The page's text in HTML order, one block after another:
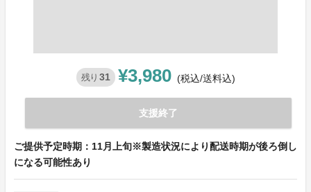
残り 31 ¥3,980 (税込/送料込)
支援終了
ご提供予定時期：11月上旬※製造状況により配送時期が後ろ倒し
になる可能性あり